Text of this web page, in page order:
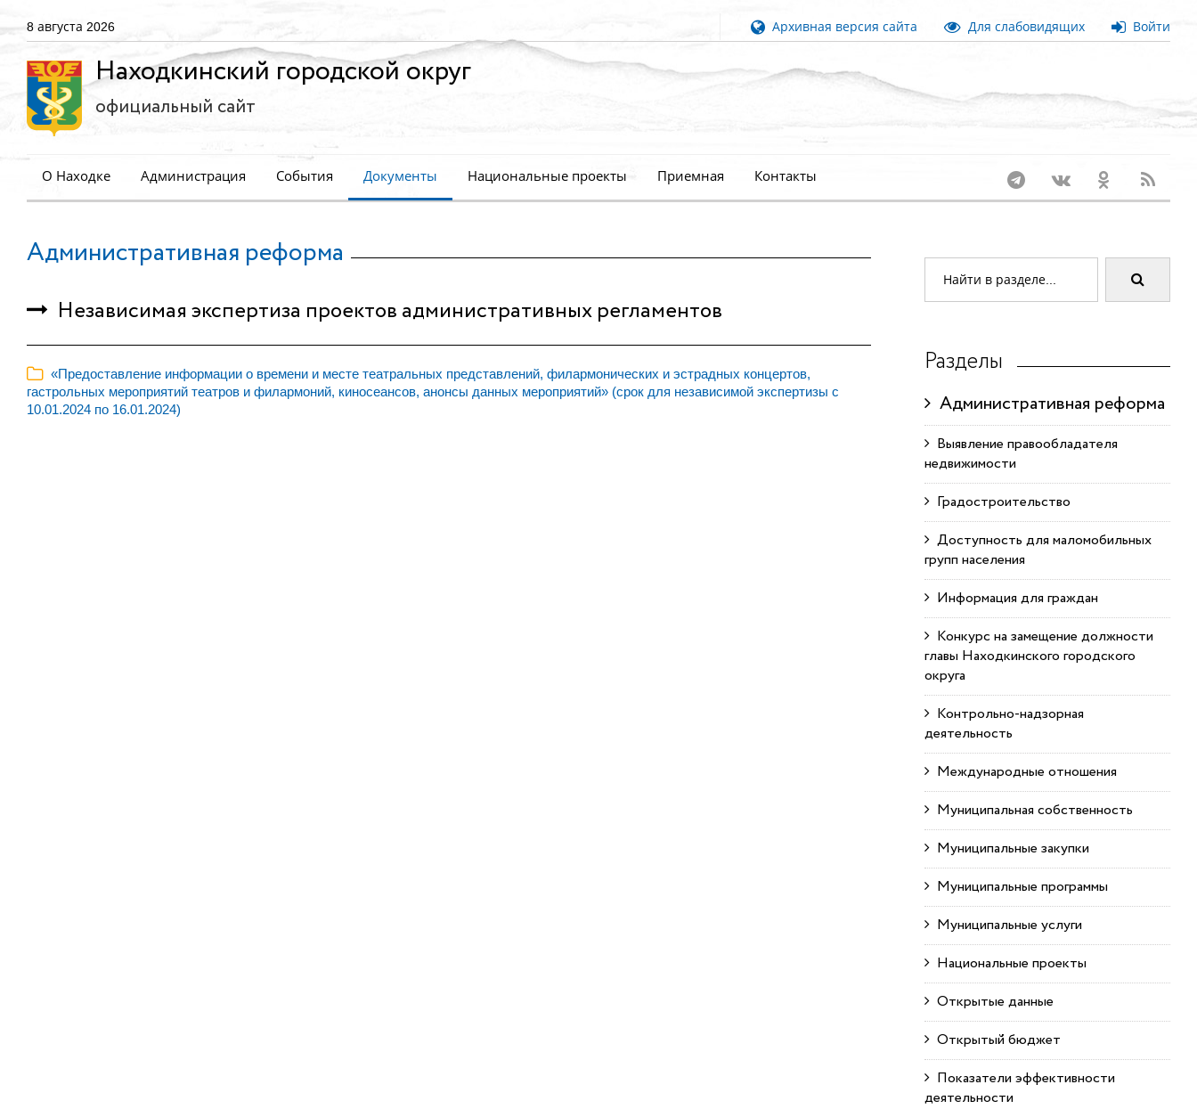
8 августа 2026 Архивная версия сайта Для слабовидящих Войти
Находкинский городской округ
официальный сайт
О Находке Администрация События Документы Национальные проекты Приемная Контакты
Административная реформа
Независимая экспертиза проектов административных регламентов
«Предоставление информации о времени и месте театральных представлений, филармонических и эстрадных концертов,
гастрольных мероприятий театров и филармоний, киносеансов, анонсы данных мероприятий» (срок для независимой экспертизы с
10.01.2024 по 16.01.2024)
Разделы
Административная реформа
Выявление правообладателя
недвижимости
Градостроительство
Доступность для маломобильных
групп населения
Информация для граждан
Конкурс на замещение должности
главы Находкинского городского
округа
Контрольно-надзорная
деятельность
Международные отношения
Муниципальная собственность
Муниципальные закупки
Муниципальные программы
Муниципальные услуги
Национальные проекты
Открытые данные
Открытый бюджет
Показатели эффективности
деятельности